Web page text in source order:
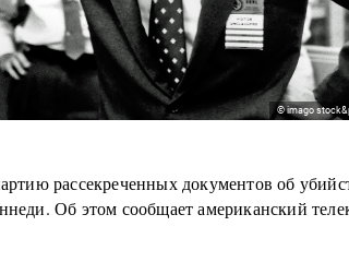
© imago
рассекреченных документов об
Об этом сообщает американский